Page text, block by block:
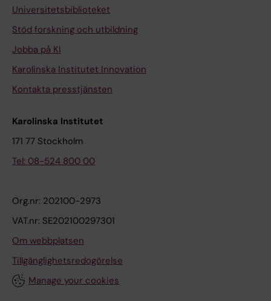
Universitetsbiblioteket
Stöd forskning och utbildning
Jobba på KI
Karolinska Institutet Innovation
Kontakta presstjänsten
Karolinska Institutet
171 77 Stockholm
Tel: 08-524 800 00
Org.nr: 202100-2973
VAT.nr: SE202100297301
Om webbplatsen
Tillgänglighetsredogörelse
Manage your cookies